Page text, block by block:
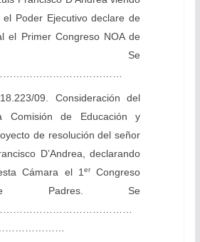
Poder Ejecutivo declare de
el Primer Congreso NOA de
Se
09. Consideración del
Comisión de Educación y
de resolución del señor
D’Andrea, declarando
Cámara el 1erCongreso
Padres. Se